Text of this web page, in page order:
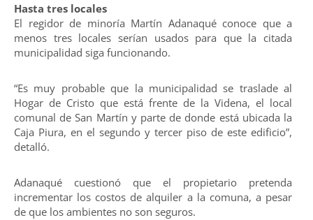
Hasta tres locales
El regidor de minoría Martín Adanaqué conoce que a
menos tres locales serían usados para que la citada
municipalidad siga funcionando.
“Es muy probable que la municipalidad se traslade al
Hogar de Cristo que está frente de la Videna, el local
comunal de San Martín y parte de donde está ubicada la
Caja Piura, en el segundo y tercer piso de este edificio”,
detalló.
Adanaqué cuestionó que el propietario pretenda
incrementar los costos de alquiler a la comuna, a pesar
de que los ambientes no son seguros.